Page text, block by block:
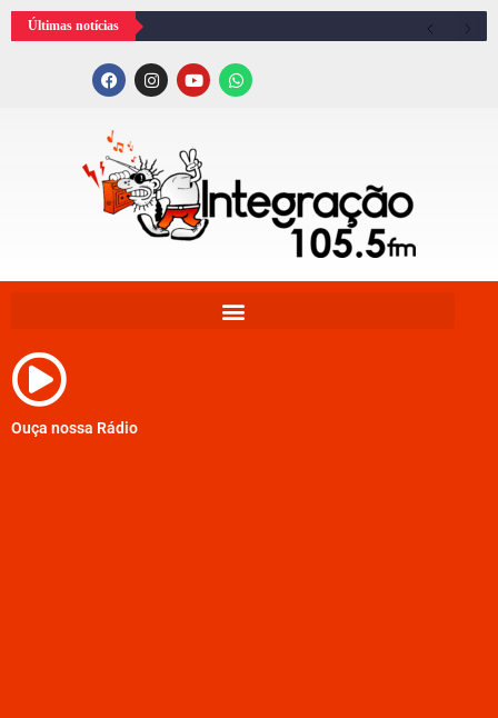
Últimas notícias
Ouça nossa Rádio